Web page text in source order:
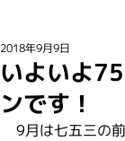
いよいよ
ンです！
2018年9月9日
9月は七五三の